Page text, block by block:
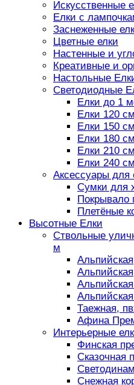
Искусственные
Елки с
Заснеженные
Цветные елки
Настенные и
Креативные и
Настольные
Светодиодные
Елки до 1
Елки 120
Елки 150
Елки 180
Елки 210
Елки 240
Аксессуары для
Сумки для
Покрывало
Плетёные
Высотные Елки
Ствольные
м
Таежная,
Афина
Интерьерные
Финская
Сказочная
Снежная